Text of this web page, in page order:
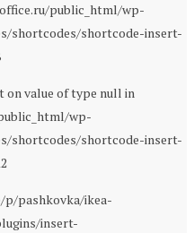
public_html/wp-
shortcodes/shortcode-insert-
on value of type null in
wp-
shortcodes/shortcode-insert-
p/pashkovka/ikea-
insert-